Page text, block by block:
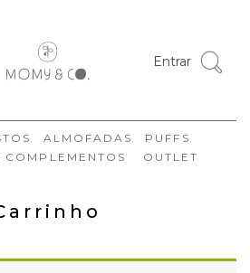
Entrar
ALMOFADAS
PUFFS
COMPLEMENTOS
OUTLET